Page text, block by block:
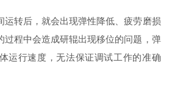
转后，就会出现弹性降低、疲劳磨损
过程中会造成研辊出现移位的问题，弹
运行速度，无法保证调试工作的准确